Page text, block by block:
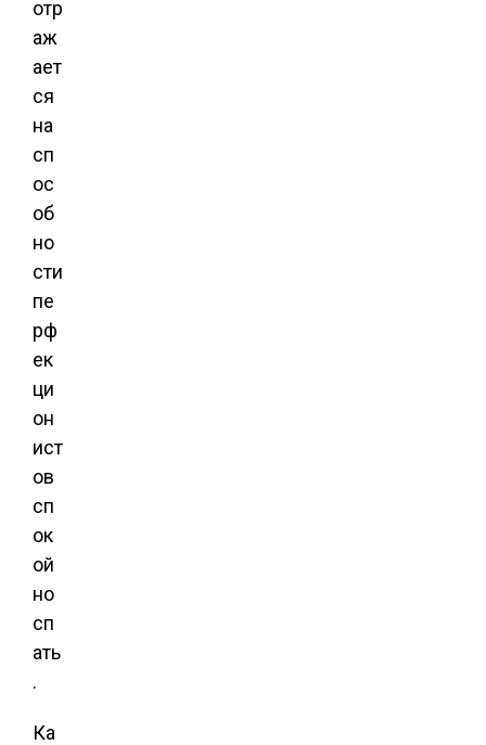
отр
аж
ает
ся
на
сп
ос
об
но
сти
пе
рф
ек
ци
он
ист
ов
сп
ок
ой
но
сп
ать
.
Ка